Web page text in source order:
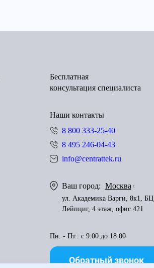
Бесплатная
консультация специалиста
Наши контакты
8 800 333-25-40
8 495 246-04-43
info@centrattek.ru
Ваш город: Москва
ул. Академика Варги, 8к1, БЦ
Лейпциг, 4 этаж, офис 421
Пн. - Пт.: с 9:00 до 18:00
Обратный звонок